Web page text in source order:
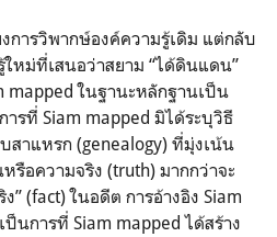
การวิพากษ์องค์ความรู้เดิม แต่กลับ
หม่ที่เสนอว่าสยาม “ได้ดินแดน”
mapped ในฐานะหลักฐานเป็น
รที่ Siam mapped มิได้ระบุวิธี
สาแหรก (genealogy) ที่มุ่งเน้น
อความจริง (truth) มากกว่าจะ
” (fact) ในอดีต การอ้างอิง Siam
นการที่ Siam mapped ได้สร้าง